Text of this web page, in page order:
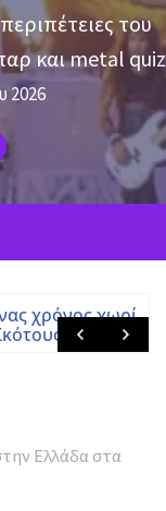
του
και metal quiz
2026
χρόνος χωρίς
Ελλάδα στα